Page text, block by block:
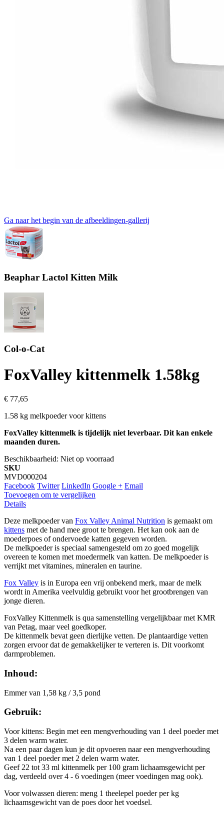
Ga naar het begin van de afbeeldingen-gallerij
Beaphar Lactol Kitten Milk
Col-o-Cat
FoxValley kittenmelk 1.58kg
€ 77,65
1.58 kg melkpoeder voor kittens
FoxValley kittenmelk is tijdelijk niet leverbaar. Dit kan enkele
maanden duren.
Beschikbaarheid: Niet op voorraad
SKU
MVD000204
Facebook Twitter LinkedIn Google + Email
Toevoegen om te vergelijken
Details
Deze melkpoeder van Fox Valley Animal Nutrition is gemaakt om
kittens met de hand mee groot te brengen. Het kan ook aan de
moederpoes of ondervoede katten gegeven worden.
De melkpoeder is speciaal samengesteld om zo goed mogelijk
overeen te komen met moedermelk van katten. De melkpoeder is
verrijkt met vitamines, mineralen en taurine.
Fox Valley is in Europa een vrij onbekend merk, maar de melk
wordt in Amerika veelvuldig gebruikt voor het grootbrengen van
jonge dieren.
FoxValley Kittenmelk is qua samenstelling vergelijkbaar met KMR
van Petag, maar veel goedkoper.
De kittenmelk bevat geen dierlijke vetten. De plantaardige vetten
zorgen ervoor dat de gemakkelijker te verteren is. Dit voorkomt
darmproblemen.
Inhoud:
Emmer van 1,58 kg / 3,5 pond
Gebruik:
Voor kittens: Begin met een mengverhouding van 1 deel poeder met
3 delen warm water.
Na een paar dagen kun je dit opvoeren naar een mengverhouding
van 1 deel poeder met 2 delen warm water.
Geef 22 tot 33 ml kittenmelk per 100 gram lichaamsgewicht per
dag, verdeeld over 4 - 6 voedingen (meer voedingen mag ook).
Voor volwassen dieren: meng 1 theelepel poeder per kg
lichaamsgewicht van de poes door het voedsel.